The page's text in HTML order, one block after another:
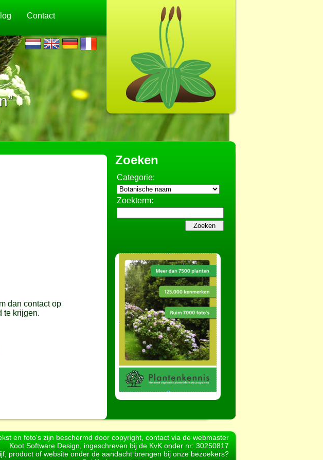
Contact
dan contact op
te krijgen.
Zoeken
Categorie:
Zoekterm:
en foto's zijn beschermd door copyright, contact via de webmaster
Koot Software Design, ingeschreven bij de KvK onder nr: 30250817
product of website onder de aandacht brengen bij onze bezoekers?